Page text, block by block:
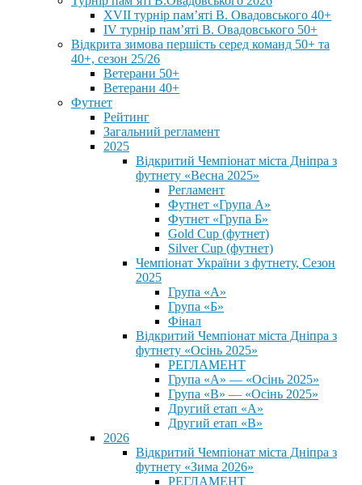
XVII турнір пам’яті В. Овадовського 40+
IV турнір пам’яті В. Овадовського 50+
Відкрита зимова першість серед команд 50+ та
40+, сезон 25/26
Ветерани 50+
Ветерани 40+
Футнет
Рейтинг
Загальний регламент
2025
Відкритий Чемпіонат міста Дніпра з
футнету «Весна 2025»
Регламент
Футнет «Група А»
Футнет «Група Б»
Gold Cup (футнет)
Silver Cup (футнет)
Чемпіонат України з футнету, Сезон
2025
Група «А»
Група «Б»
Фінал
Відкритий Чемпіонат міста Дніпра з
футнету «Осінь 2025»
РЕГЛАМЕНТ
Група «А» — «Осінь 2025»
Група «В» — «Осінь 2025»
Другий етап «А»
Другий етап «В»
2026
Відкритий Чемпіонат міста Дніпра з
футнету «Зима 2026»
РЕГЛАМЕНТ